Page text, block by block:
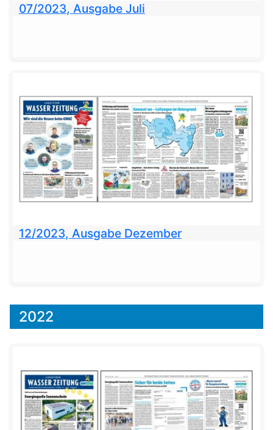
07/2023, Ausgabe Juli
12/2023, Ausgabe Dezember
2022